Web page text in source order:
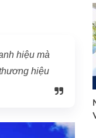
hiệu mà
hiệu